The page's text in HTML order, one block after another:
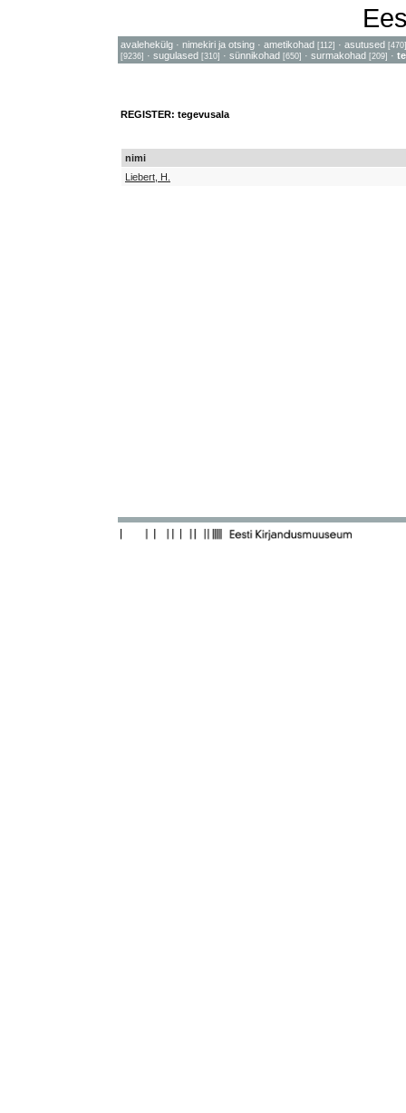
avalehekülg · nimekiri ja otsing · ametikohad [112] · asutused [470]
[9236] · sugulased [310] · sünnikohad [650] · surmakohad [209] ·
REGISTER: tegevusala
nimi
Liebert, H.